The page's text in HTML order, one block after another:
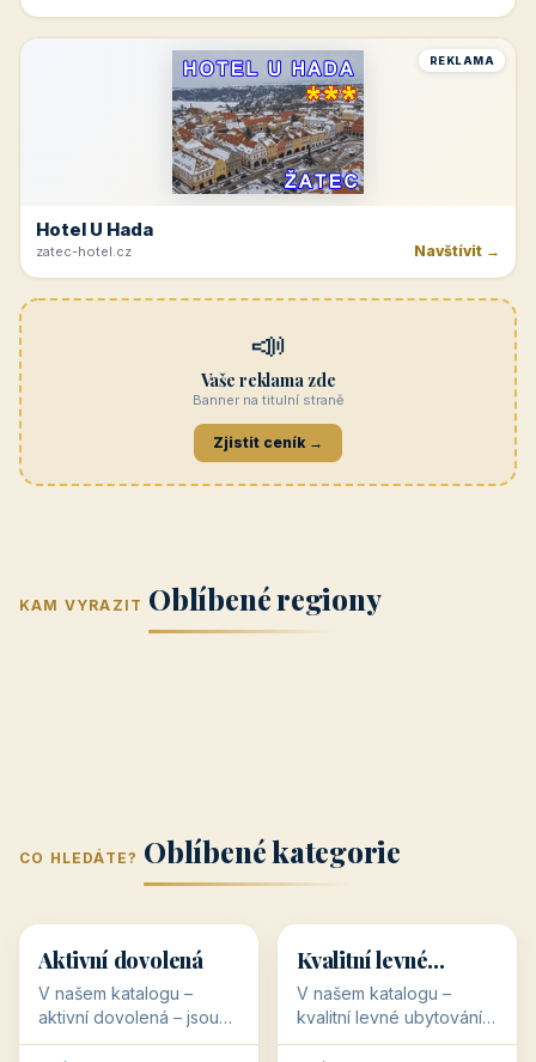
REKLAMA
Hotel U Hada
zatec-hotel.cz Navštívit →
📣
Vaše reklama zde
Banner na titulní straně
Zjistit ceník →
KAM VYRAZIT Oblíbené regiony
(Jihomoravský
kraj)
kraj)
Zlínský kraj Žilinský
Karlovarský
Střední Čechy
(Středočeský
CO HLEDÁTE? Oblíbené kategorie
🥾 36 objektů
Aktivní dovolená
V našem katalogu –
aktivní dovolená – jsou
pro Vás připraveny
💰
💰
34 objektů
Kvalitní levné
ubytování
V našem katalogu –
kvalitní levné ubytování –
jsou pro Vás připraveny